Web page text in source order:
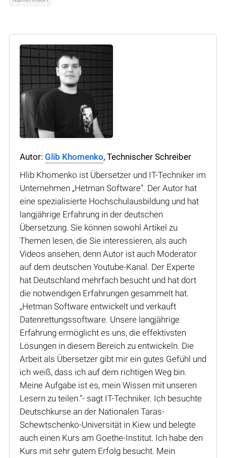
Autor: Glib Khomenko, Technischer Schreiber
Hlib Khomenko ist Übersetzer und IT-Techniker im
Unternehmen „Hetman Software“. Der Autor hat
eine spezialisierte Hochschulausbildung und hat
langjährige Erfahrung in der deutschen
Übersetzung. Sie können sowohl Artikel zu
Themen lesen, die Sie interessieren, als auch
Videos ansehen, denn Autor ist auch Moderator
auf dem deutschen Youtube-Kanal. Der Experte
hat Deutschland mehrfach besucht und hat dort
die notwendigen Erfahrungen gesammelt hat.
„Hetman Software entwickelt und verkauft
Datenrettungssoftware. Unsere langjährige
Erfahrung ermöglicht es uns, die effektivsten
Lösungen in diesem Bereich zu entwickeln. Die
Arbeit als Übersetzer gibt mir ein gutes Gefühl und
ich weiß, dass ich auf dem richtigen Weg bin.
Meine Aufgabe ist es, mein Wissen mit unseren
Lesern zu teilen.“- sagt IT-Techniker. Ich besuchte
Deutschkurse an der Nationalen Taras-
Schewtschenko-Universität in Kiew und belegte
auch einen Kurs am Goethe-Institut. Ich habe den
Kurs mit sehr gutem Erfolg besucht. Mein